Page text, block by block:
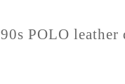
90s POLO